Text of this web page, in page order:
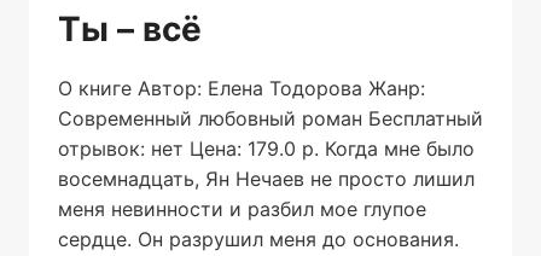
Ты – всё
О книге Автор: Елена Тодорова Жанр:
Современный любовный роман Бесплатный
отрывок: нет Цена: 179.0 р. Когда мне было
восемнадцать, Ян Нечаев не просто лишил
меня невинности и разбил мое глупое
сердце. Он разрушил меня до основания.